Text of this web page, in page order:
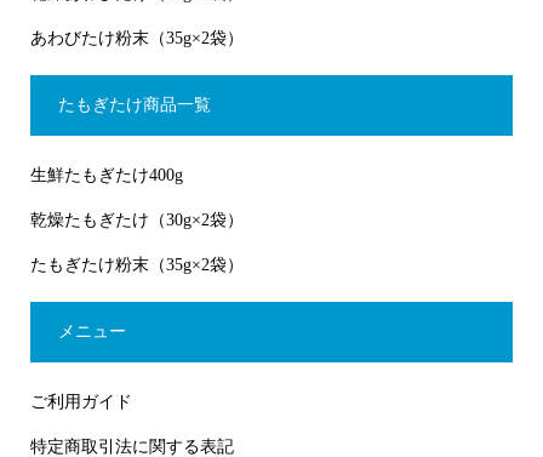
あわびたけ粉末（35g×2袋）
たもぎたけ商品一覧
生鮮たもぎたけ400g
乾燥たもぎたけ（30g×2袋）
たもぎたけ粉末（35g×2袋）
メニュー
ご利用ガイド
特定商取引法に関する表記